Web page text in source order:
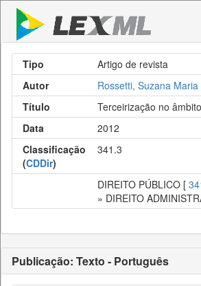
Tipo
Artigo de revista
Autor
Rossetti, Suzana Maria
Título
Terceirização no
Data
2012
Classificação
(CDDir)
341.3
DIREITO PÚBLICO [
» DIREITO
Publicação: Texto - Português